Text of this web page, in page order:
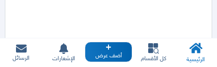
الرئيسية كل الأقسام أضف عرض الإشعارات الرسائل